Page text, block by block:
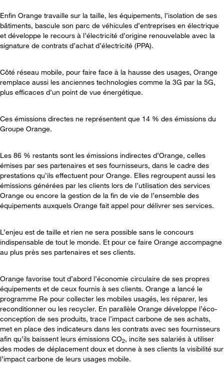
Enfin Orange travaille sur la taille, les équipements, l’isolation de ses
bâtiments, bascule son parc de véhicules d’entreprises en électrique
et développe le recours à l’électricité d’origine renouvelable avec la
signature de contrats d’achat d’électricité (PPA).
Côté réseau mobile, pour faire face à la hausse des usages, Orange
remplace aussi les anciennes technologies comme la 3G par la 5G,
plus efficaces d’un point de vue énergétique.
Ces émissions directes ne représentent que 14 % des émissions du
Groupe Orange.
Les 86 % restants sont les émissions indirectes d’Orange, celles
émises par ses partenaires et ses fournisseurs, dans le cadre des
prestations qu’ils effectuent pour Orange. Elles regroupent aussi les
émissions générées par les clients lors de l’utilisation des services
Orange ou encore la gestion de la fin de vie de l’ensemble des
équipements auxquels Orange fait appel pour délivrer ses services.
L’enjeu est de taille et rien ne sera possible sans le concours
indispensable de tout le monde. Et pour ce faire Orange accompagne
au plus près ses partenaires et ses clients.
Orange favorise tout d’abord l’économie circulaire de ses propres
équipements et de ceux fournis à ses clients. Orange a lancé le
programme Re pour collecter les mobiles usagés, les réparer, les
reconditionner ou les recycler. En parallèle Orange développe l’éco-
conception de ses produits, trace l’impact carbone de ses achats,
met en place des indicateurs dans les contrats avec ses fournisseurs
afin qu’ils baissent leurs émissions CO2, incite ses salariés à utiliser
des modes de déplacement doux et donne à ses clients la visibilité sur
l’impact carbone de leurs usages mobile.